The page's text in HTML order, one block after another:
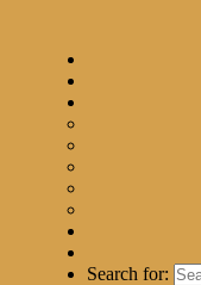
Search for: